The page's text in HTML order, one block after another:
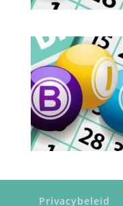
Privacybeleid